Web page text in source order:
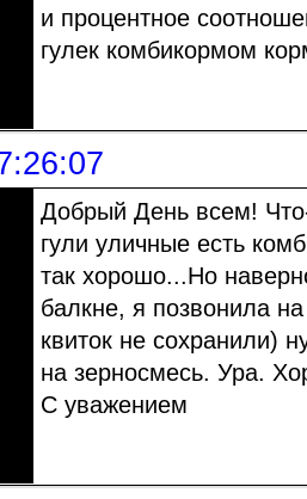
и процентное
гулек комбикормом
Добрый День всем!
гули уличные есть
так хорошо...Но
балкне, я позвонила
квиток не сохранили)
на зерносмесь. Ура.
С уважением